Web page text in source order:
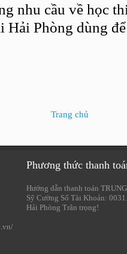
nhu cầu về học
Phòng dùng
Trang chủ
Phương thức thanh
Hướng dẫn thanh toán
Sỹ Cường Số Tài Khoản:
Hải Phòng Trân trọng!